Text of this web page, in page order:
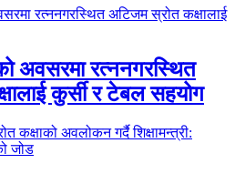
अवसरमा रत्ननगरस्थित
कुर्सी र टेबल सहयोग